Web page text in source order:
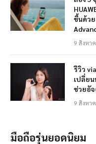
ขึ้นด้วย
9 สิงหา
รีวิว
เปลี่ย
ช่วยอั
9 สิงหา
มือถือรุ่นยอดนิยม